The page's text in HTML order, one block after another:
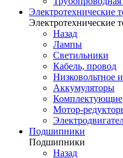
Электротехнические
Электротехнические
Назад
Лампы
Светильники
Кабель, провод
Низковольтное
Аккумуляторы
Комплектующие
Мотор-
Подшипники
Подшипники
Назад